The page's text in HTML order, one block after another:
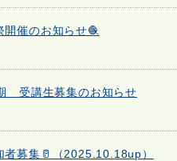
催のお知らせ🧶
受講生募集のお知らせ
募集🥛（2025.10.18up）